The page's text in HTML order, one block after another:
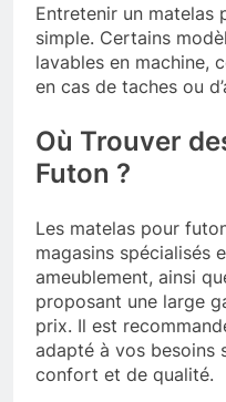
Entretenir un matelas
simple. Certains
lavables en machine,
en cas de taches ou
Où Trouver
Futon ?
Les matelas pour
magasins spécialisés
ameublement, ainsi
proposant une large
prix. Il est
adapté à vos besoins
confort et de qualité.